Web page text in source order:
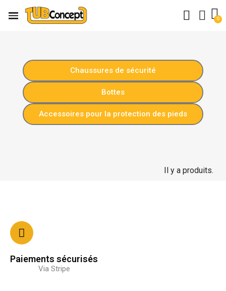
Chaussures de sécurité
Bottes
Accessoires pour la protection des pieds
Il y a produits.
Paiements sécurisés
Via Stripe